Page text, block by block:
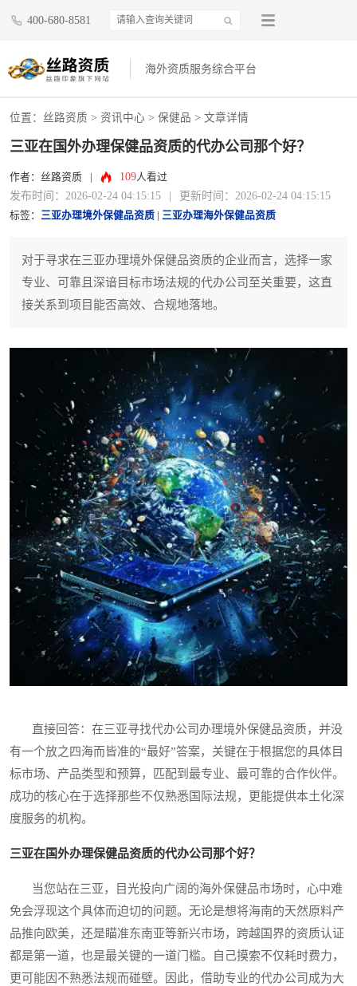
400-680-8581
海外资质服务综合平台
位置： 丝路资质 > 资讯中心 > 保健品 > 文章详情
三亚在国外办理保健品资质的代办公司那个好？
作者：丝路资质 109人看过
发布时间：2026-02-24 04:15:15 更新时间：2026-02-24 04:15:15
标签： 三亚办理境外保健品资质 三亚办理海外保健品资质
对于寻求在三亚办理境外保健品资质的企业而言，选择一家
专业、可靠且深谙目标市场法规的代办公司至关重要，这直
接关系到项目能否高效、合规地落地。
直接回答：在三亚寻找代办公司办理境外保健品资质，并没
有一个放之四海而皆准的“最好”答案，关键在于根据您的具体目
标市场、产品类型和预算，匹配到最专业、最可靠的合作伙伴。
成功的核心在于选择那些不仅熟悉国际法规，更能提供本土化深
度服务的机构。
三亚在国外办理保健品资质的代办公司那个好？
当您站在三亚，目光投向广阔的海外保健品市场时，心中难
免会浮现这个具体而迫切的问题。无论是想将海南的天然原料产
品推向欧美，还是瞄准东南亚等新兴市场，跨越国界的资质认证
都是第一道，也是最关键的一道门槛。自己摸索不仅耗时费力，
更可能因不熟悉法规而碰壁。因此，借助专业的代办公司成为大